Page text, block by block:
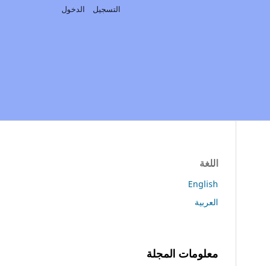
التسجيل الدخول
اللغة
English
العربية
معلومات المجلة